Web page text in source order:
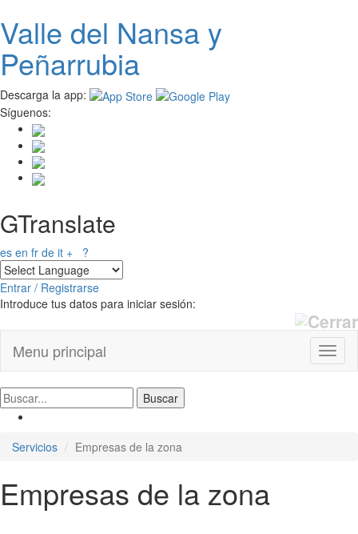
Pasar al contenido principal
Valle del Nansay
Peñarrubia
Descarga la app:
Síguenos:
GTranslate
es en fr de it + ?
Entrar / Registrarse
Introduce tus datos para iniciar sesión:
Menu principal
Servicios Empresas de la zona
Empresas de la zona